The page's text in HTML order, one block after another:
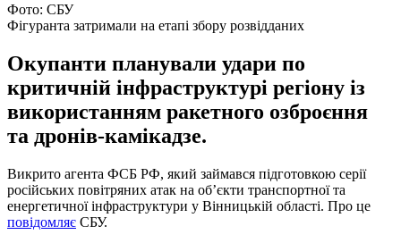
Фото: СБУ
Фігуранта затримали на етапі збору розвідданих
Окупанти планували удари по
критичній інфраструктурі регіону із
використанням ракетного озброєння
та дронів-камікадзе.
Викрито агента ФСБ РФ, який займався підготовкою серії
російських повітряних атак на об’єкти транспортної та
енергетичної інфраструктури у Вінницькій області. Про це
повідомляє СБУ.